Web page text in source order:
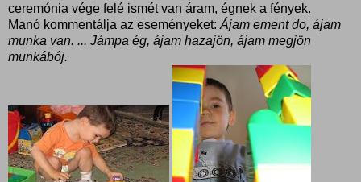
ceremónia vége felé ismét van áram, égnek a fények.
Manó kommentálja az eseményeket: Ájam ement do, ájam
munka van. ... Jámpa ég, ájam hazajön, ájam megjön
munkábój.